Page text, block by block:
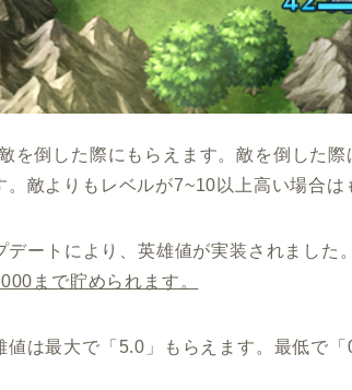
を倒した際にもらえます。敵を倒した
。敵よりもレベルが7~10以上高い場合は
デートにより、英雄値が実装されました。
まで貯められます。
値は最大で「5.0」もらえます。最低で「